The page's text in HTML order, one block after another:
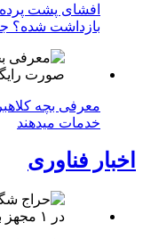
افشای پشت پرده:
بازداشت شده؟
معرفی بچه
خدمات میدهند
اخبار فناوری